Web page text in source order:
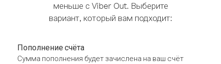
меньше с Viber Out. Выберите
вариант, который вам подходит:
Пополнение счёта
Сумма пополнения будет зачислена на ваш счёт